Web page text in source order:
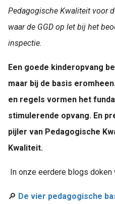
Pedagogische Kwaliteit voor
waar de GGD op let bij het
inspectie.
Een goede kinderopvang
maar bij de basis
en regels vormen het
stimulerende opvang. En
pijler van Pedagogische
Kwaliteit.
In onze eerdere blogs
🔎 De vier pedagogische
van
op
gebruikt
de
Hierdoor